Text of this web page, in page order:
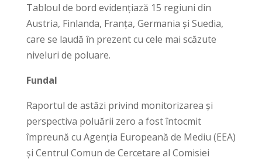
Tabloul de bord evidențiază 15 regiuni din
Austria, Finlanda, Franța, Germania și Suedia,
care se laudă în prezent cu cele mai scăzute
niveluri de poluare.
Fundal
Raportul de astăzi privind monitorizarea și
perspectiva poluării zero a fost întocmit
împreună cu Agenția Europeană de Mediu (EEA)
și Centrul Comun de Cercetare al Comisiei